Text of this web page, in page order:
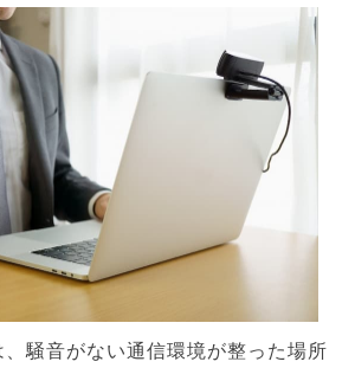
騒音がない通信環境が整った場所